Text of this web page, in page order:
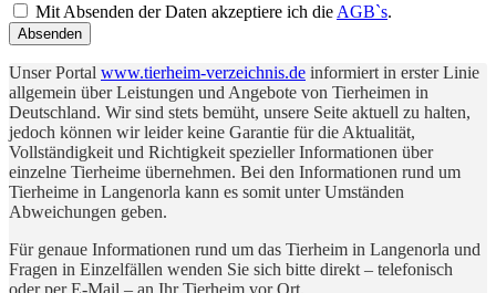
Mit Absenden der Daten akzeptiere ich die AGB`s.
Absenden
Unser Portal www.tierheim-verzeichnis.de informiert in erster Linie
allgemein über Leistungen und Angebote von Tierheimen in
Deutschland. Wir sind stets bemüht, unsere Seite aktuell zu halten,
jedoch können wir leider keine Garantie für die Aktualität,
Vollständigkeit und Richtigkeit spezieller Informationen über
einzelne Tierheime übernehmen. Bei den Informationen rund um
Tierheime in Langenorla kann es somit unter Umständen
Abweichungen geben.
Für genaue Informationen rund um das Tierheim in Langenorla und
Fragen in Einzelfällen wenden Sie sich bitte direkt – telefonisch
oder per E-Mail – an Ihr Tierheim vor Ort.